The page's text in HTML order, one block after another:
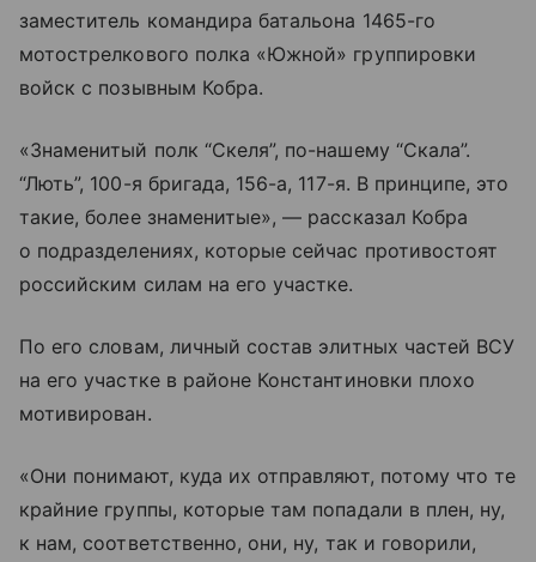
заместитель командира батальона 1465-го
мотострелкового полка «Южной» группировки
войск с позывным Кобра.
«Знаменитый полк “Скеля”, по-нашему “Скала”.
“Лють”, 100-я бригада, 156-а, 117-я. В принципе, это
такие, более знаменитые», — рассказал Кобра
о подразделениях, которые сейчас противостоят
российским силам на его участке.
По его словам, личный состав элитных частей ВСУ
на его участке в районе Константиновки плохо
мотивирован.
«Они понимают, куда их отправляют, потому что те
крайние группы, которые там попадали в плен, ну,
к нам, соответственно, они, ну, так и говорили,